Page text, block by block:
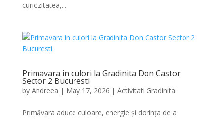
curiozitatea,...
Primavara in culori la Gradinita Don Castor
Sector 2 Bucuresti
by Andreea | May 17, 2026 | Activitati Gradinita
Primăvara aduce culoare, energie și dorința de a